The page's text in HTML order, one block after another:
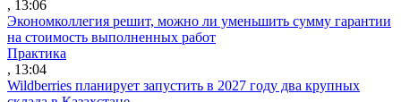
, 13:06
Экономколлегия решит, можно ли уменьшить сумму гарантии
на стоимость выполненных работ
Практика
, 13:04
Wildberries планирует запустить в 2027 году два крупных